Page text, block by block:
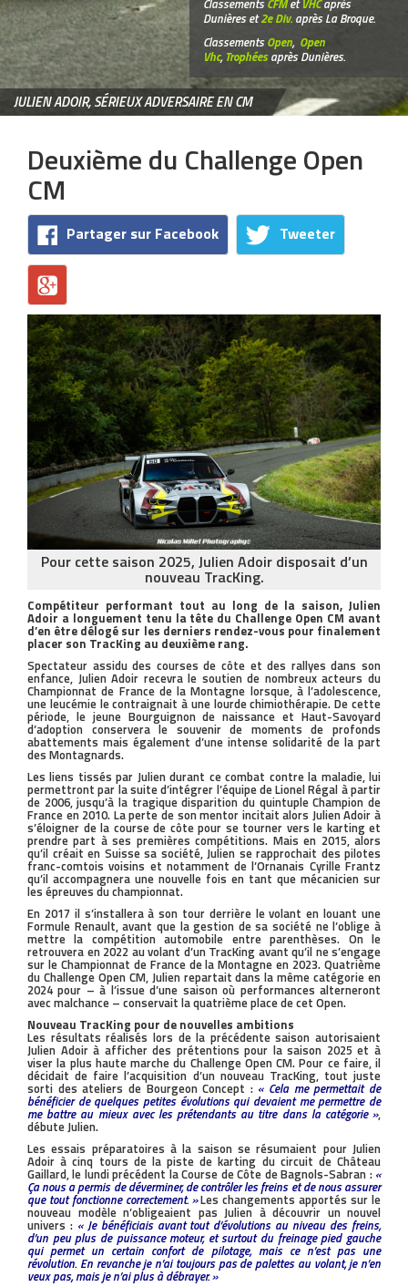
ClassementsCFMetVHCaprès
Dunières et2e Div. après La Broque.
ClassementsOpen, Open
Vhc, Trophéesaprès Dunières.
JULIEN ADOIR, SÉRIEUX ADVERSAIRE EN CM
Deuxième du Challenge Open
CM
Partager sur Facebook Tweeter
Pour cette saison 2025, Julien Adoir disposait d’un
nouveau TracKing.
Compétiteur performant tout au long de la saison, Julien
Adoir a longuement tenu la tête du Challenge Open CM avant
d’en être délogé sur les derniers rendez-vous pour finalement
placer son TracKing au deuxième rang.
Spectateur assidu des courses de côte et des rallyes dans son
enfance, Julien Adoir recevra le soutien de nombreux acteurs du
Championnat de France de la Montagne lorsque, à l’adolescence,
une leucémie le contraignait à une lourde chimiothérapie. De cette
période, le jeune Bourguignon de naissance et Haut-Savoyard
d’adoption conservera le souvenir de moments de profonds
abattements mais également d’une intense solidarité de la part
des Montagnards.
Les liens tissés par Julien durant ce combat contre la maladie, lui
permettront par la suite d’intégrer l’équipe de Lionel Régal à partir
de 2006, jusqu’à la tragique disparition du quintuple Champion de
France en 2010. La perte de son mentor incitait alors Julien Adoir à
s’éloigner de la course de côte pour se tourner vers le karting et
prendre part à ses premières compétitions. Mais en 2015, alors
qu’il créait en Suisse sa société, Julien se rapprochait des pilotes
franc-comtois voisins et notamment de l’Ornanais Cyrille Frantz
qu’il accompagnera une nouvelle fois en tant que mécanicien sur
les épreuves du championnat.
En 2017 il s’installera à son tour derrière le volant en louant une
Formule Renault, avant que la gestion de sa société ne l’oblige à
mettre la compétition automobile entre parenthèses. On le
retrouvera en 2022 au volant d’un TracKing avant qu’il ne s’engage
sur le Championnat de France de la Montagne en 2023. Quatrième
du Challenge Open CM, Julien repartait dans la même catégorie en
2024 pour – à l’issue d’une saison où performances alterneront
avec malchance – conservait la quatrième place de cet Open.
Nouveau TracKing pour de nouvelles ambitions
Les résultats réalisés lors de la précédente saison autorisaient
Julien Adoir à afficher des prétentions pour la saison 2025 et à
viser la plus haute marche du Challenge Open CM. Pour ce faire, il
décidait de faire l’acquisition d’un nouveau TracKing, tout juste
sorti des ateliers de Bourgeon Concept : « Cela me permettait de
bénéficier de quelques petites évolutions qui devaient me permettre de
me battre au mieux avec les prétendants au titre dans la catégorie »,
débute Julien.
Les essais préparatoires à la saison se résumaient pour Julien
Adoir à cinq tours de la piste de karting du circuit de Château
Gaillard, le lundi précédent la Course de Côte de Bagnols-Sabran : «
Ça nous a permis de déverminer, de contrôler les freins et de nous assurer
que tout fonctionne correctement. »Les changements apportés sur le
nouveau modèle n’obligeaient pas Julien à découvrir un nouvel
univers : « Je bénéficiais avant tout d’évolutions au niveau des freins,
d’un peu plus de puissance moteur, et surtout du freinage pied gauche
qui permet un certain confort de pilotage, mais ce n’est pas une
révolution. En revanche je n’ai toujours pas de palettes au volant, je n’en
veux pas, mais je n’ai plus à débrayer. »